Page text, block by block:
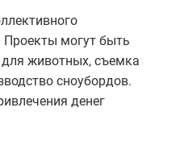
Проекты могут быть
животных, съемка
сноубордов.
денег